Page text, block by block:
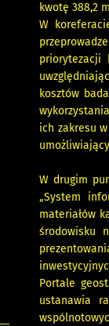
kwotę 388,2
W
priorytezacji
kosztów
ich zakresu
W drugim
„System
materiałów
środowisku
Portale
ustanawia